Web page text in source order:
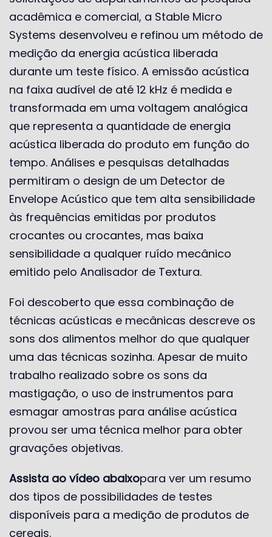
acadêmica e comercial, a Stable Micro
Systems desenvolveu e refinou um método de
medição da energia acústica liberada
durante um teste físico. A emissão acústica
na faixa audível de até 12 kHz é medida e
transformada em uma voltagem analógica
que representa a quantidade de energia
acústica liberada do produto em função do
tempo. Análises e pesquisas detalhadas
permitiram o design de um Detector de
Envelope Acústico que tem alta sensibilidade
às frequências emitidas por produtos
crocantes ou crocantes, mas baixa
sensibilidade a qualquer ruído mecânico
emitido pelo Analisador de Textura.
Foi descoberto que essa combinação de
técnicas acústicas e mecânicas descreve os
sons dos alimentos melhor do que qualquer
uma das técnicas sozinha. Apesar de muito
trabalho realizado sobre os sons da
mastigação, o uso de instrumentos para
esmagar amostras para análise acústica
provou ser uma técnica melhor para obter
gravações objetivas.
Assista ao vídeo abaixopara ver um resumo
dos tipos de possibilidades de testes
disponíveis para a medição de produtos de
cereais.